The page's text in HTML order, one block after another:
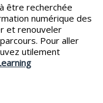
être recherchée
numérique des
et renouveler
Pour aller
utilement